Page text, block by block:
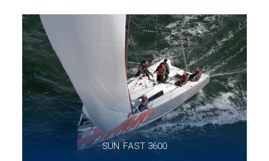
SUN FAST 3600